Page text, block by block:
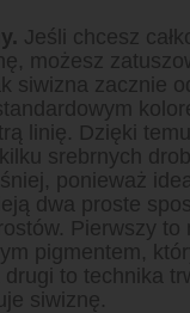
Jeśli chcesz
możesz
siwizna zacznie
linię. Dzięki
srebrnych
ponieważ
dwa proste
Pierwszy to
pigmentem,
to technika
siwiznę.